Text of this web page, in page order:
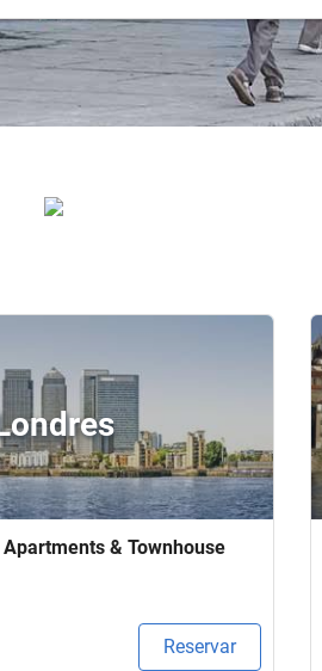
& Townhouse
Reservar